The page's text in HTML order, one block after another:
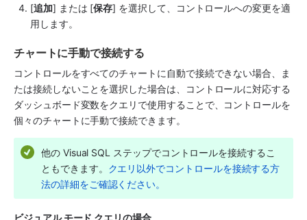
[追加] または [保存] を選択して、コントロールへの変更を適
用します。
チャートに手動で接続する
コントロールをすべてのチャートに自動で接続できない場合、ま
たは接続しないことを選択した場合は、コントロールに対応する
ダッシュボード変数をクエリで使用することで、コントロールを
個々のチャートに手動で接続できます。
他の Visual SQL ステップでコントロールを接続するこ
ともできます。 クエリ以外でコントロールを接続する方
法の詳細をご確認ください。
ビジュアル モード クエリの場合